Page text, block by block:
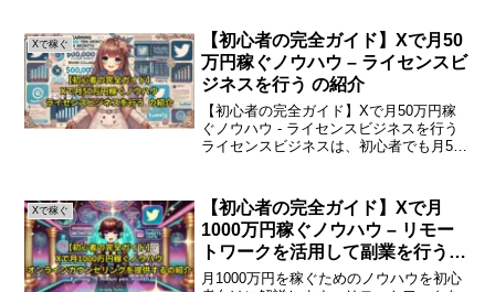
する広告キャンペーンは、商品やサービ
スを広めるための重要な...
Xで稼ぐ
【初心者の完全ガイド】Xで月50
万円稼ぐノウハウ – ライセンスビ
ジネスを行う の紹介
【初心者の完全ガイド】Xで月50万円稼
ぐノウハウ - ライセンスビジネスを行う
ライセンスビジネスは、初心者でも月50
ビジネスの基本から実践方法までをわか
りやすく解説しま...
Xで稼ぐ
【初心者の完全ガイド】Xで月
1000万円稼ぐノウハウ – リモー
トワークを活用して副業を行うの
紹介
月1000万円を稼ぐためのノウハウを初心